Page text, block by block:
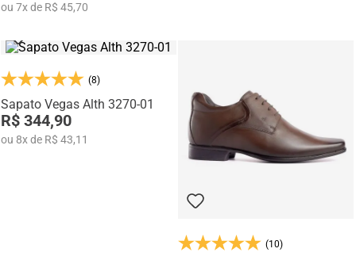
ou 7xde R$ 45,70
(8)
Sapato Vegas Alth 3270-01
R$ 344,90
ou 8xde R$ 43,11
(10)